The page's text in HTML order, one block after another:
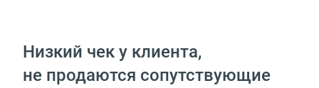
Низкий чек у клиента,
не продаются сопутствующие